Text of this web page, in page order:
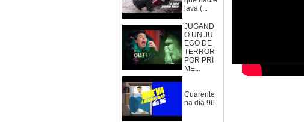
lava (...
JUGAND
O UN JU
EGO DE
TERROR
POR PRI
ME...
Cuarente
na día 96